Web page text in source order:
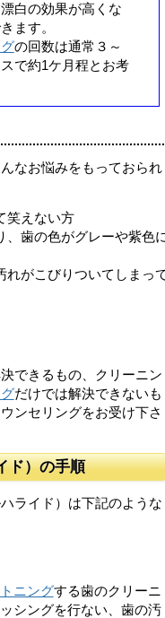
白の効果が高くな
ます。
の回数は通常３～
で約1ケ月程とお考
なお悩みをもっておられ
笑えない方
、歯の色がグレーや紫色
れがこびりついてしまっ
できるもの、クリーニン
だけでは解決できないも
ンセリングをお受け下さ
ド）の手順
ライド ）は下記のような
ニングする歯のクリーニ
シングを行ない、歯の汚